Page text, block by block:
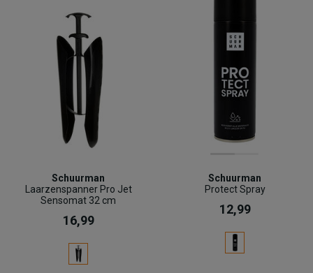
Schuurman
Laarzenspanner Pro Jet
Sensomat 32 cm
16,99
Schuurman
Protect Spray
12,99